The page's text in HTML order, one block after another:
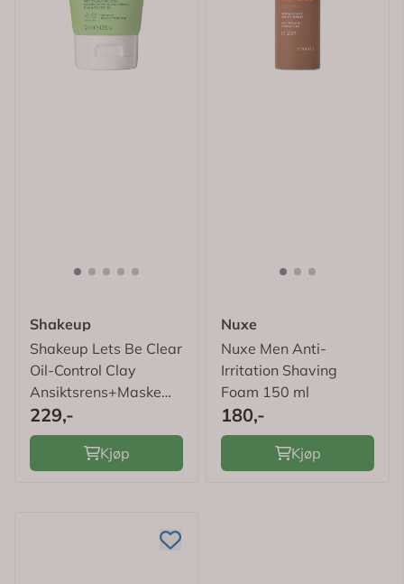
Shakeup
Shakeup Lets Be Clear
Oil-Control Clay
Ansiktsrens+Maske
125 ml
229,-
Kjøp
Nuxe
Nuxe Men Anti-
Irritation Shaving
Foam 150 ml
180,-
Kjøp